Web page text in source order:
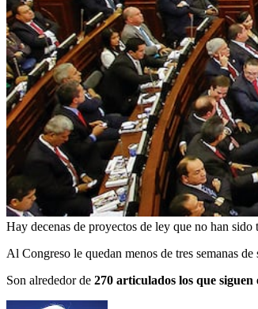
Hay decenas de proyectos de ley que no han
Al Congreso le quedan menos de tres semanas
Son alrededor de 270 articulados los que